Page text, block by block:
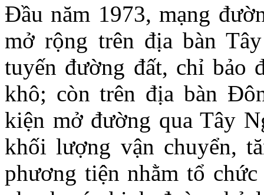
Đầu năm 1973, mạng
mở rộng trên địa bàn
tuyến đường đất, chỉ bảo
khô; còn trên địa bàn
kiện mở đường qua Tây
khối lượng vận chuyển,
phương tiện nhằm tổ